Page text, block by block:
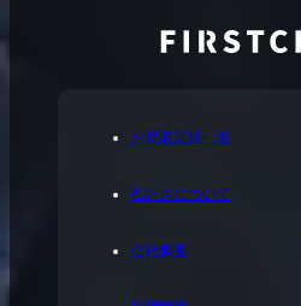
お買取実績一覧
私たちについて
会社概要